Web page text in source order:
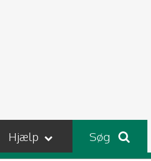
Hjælp Søg